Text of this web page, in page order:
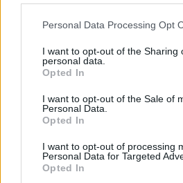
Personal Data Processing Opt
I want to opt-out of the Sharing
personal data.
Opted In
I want to opt-out of the Sale of
Personal Data.
Opted In
I want to opt-out of processing
Personal Data for Targeted
Opted In
Anno di Fondazione:1878 come Newton
Stadio:Old Trafford (75.731)
Presidente:Avram Glazer e Joel Glazer
Manager:Ruben Amorim